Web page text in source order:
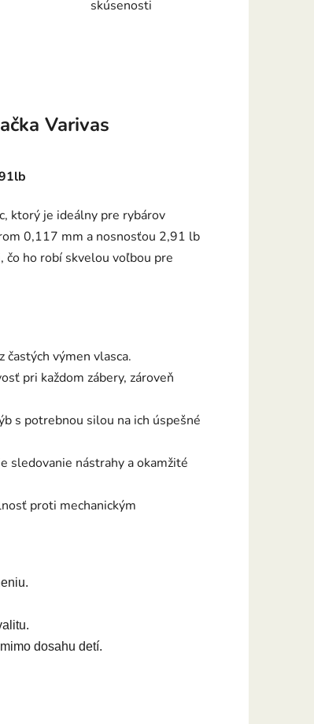
skúsenosti
Varivas
ktorý je ideálny pre rybárov
0,117 mm a nosnosťou 2,91 lb
ho robí skvelou voľbou pre
výmen vlasca.
pri každom zábery, zároveň
s potrebnou silou na ich úspešné
sledovanie nástrahy a okamžité
proti mechanickým
dosahu detí.